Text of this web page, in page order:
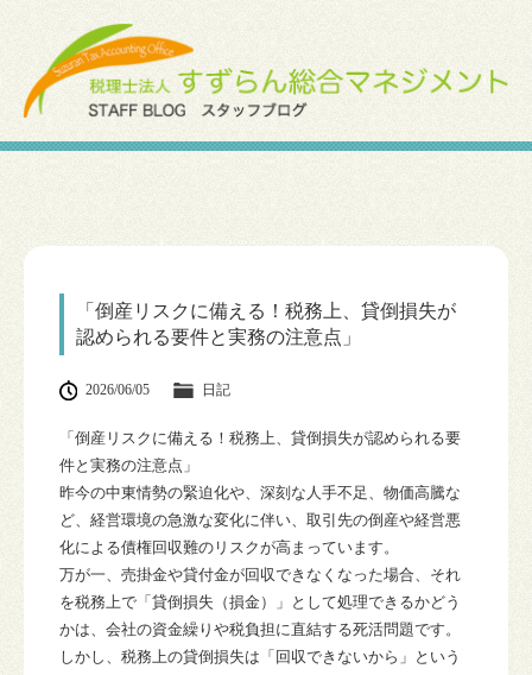
「倒産リスクに備える！税務上、貸倒損失が
認められる要件と実務の注意点」
2026/06/05 日記
「倒産リスクに備える！税務上、貸倒損失が認められる要
件と実務の注意点」
昨今の中東情勢の緊迫化や、深刻な人手不足、物価高騰な
ど、経営環境の急激な変化に伴い、取引先の倒産や経営悪
化による債権回収難のリスクが高まっています。
万が一、売掛金や貸付金が回収できなくなった場合、それ
を税務上で「貸倒損失（損金）」として処理できるかどう
かは、会社の資金繰りや税負担に直結する死活問題です。
しかし、税務上の貸倒損失は「回収できないから」という